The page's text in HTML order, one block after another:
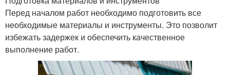
Перед началом работ необходимо подготовить все
необходимые материалы и инструменты. Это позволит
избежать задержек и обеспечить качественное
выполнение работ.